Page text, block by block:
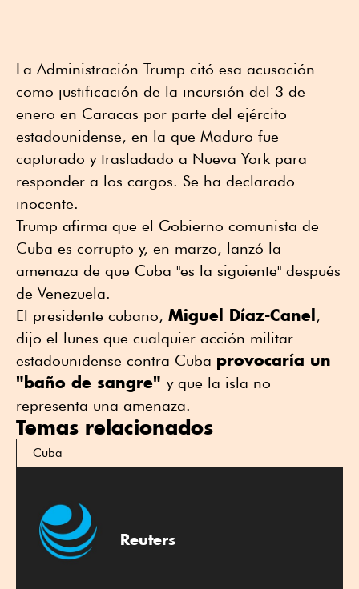
La Administración Trump citó esa acusación
como justificación de la incursión del 3 de
enero en Caracas por parte del ejército
estadounidense, en la que Maduro fue
capturado y trasladado a Nueva York para
responder a los cargos. Se ha declarado
inocente.
Trump afirma que el ⁠Gobierno comunista de
Cuba es corrupto y, en marzo, lanzó la
amenaza de que Cuba "es la siguiente" después
de Venezuela.
El presidente cubano, Miguel Díaz-Canel ,
dijo el lunes que cualquier acción militar
estadounidense contra Cuba provocaría un
"baño de sangre" y que la isla no
representa una amenaza.
Temas relacionados
Cuba
Reuters